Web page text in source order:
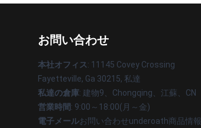
お問い合わせ
本社オフィス: 11145 Covey Crossing
Fayetteville, Ga 30215, 私達
私達の倉庫: 建物9、Chongqing、江蘇、CN
営業時間: 9:00～18:00(月～金)
電子メールお問い合わせunderoath商品情報